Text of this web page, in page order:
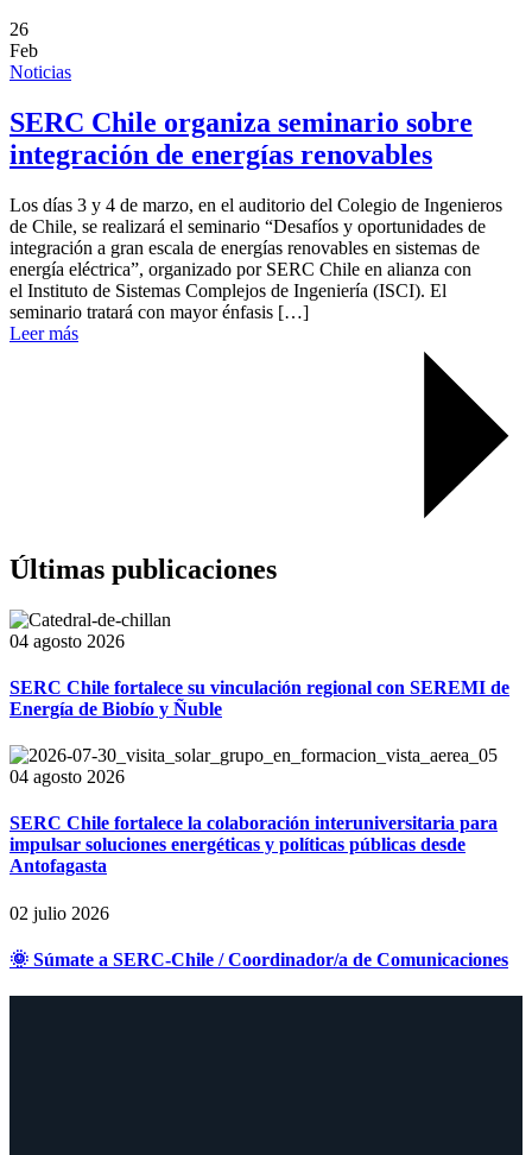
26
Feb
Noticias
SERC Chile organiza seminario sobre
integración de energías renovables
Los días 3 y 4 de marzo, en el auditorio del Colegio de Ingenieros
de Chile, se realizará el seminario “Desafíos y oportunidades de
integración a gran escala de energías renovables en sistemas de
energía eléctrica”, organizado por SERC Chile en alianza con
el Instituto de Sistemas Complejos de Ingeniería (ISCI). El
seminario tratará con mayor énfasis […]
Leer más
Últimas publicaciones
04 agosto 2026
SERC Chile fortalece su vinculación regional con SEREMI de
Energía de Biobío y Ñuble
04 agosto 2026
SERC Chile fortalece la colaboración interuniversitaria para
impulsar soluciones energéticas y políticas públicas desde
Antofagasta
02 julio 2026
🌞 Súmate a SERC-Chile / Coordinador/a de Comunicaciones